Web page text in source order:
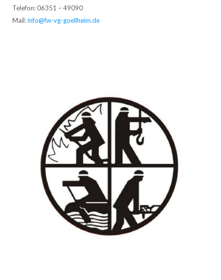
Telefon: 06351 – 49090
Mail:info@fw-vg-goellheim.de